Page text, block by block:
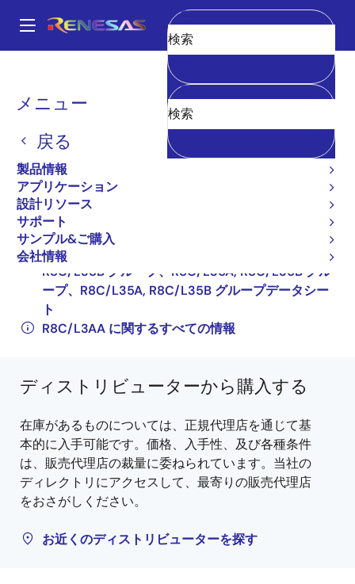
ン
Main
navigation
メニュー
戻る
製品情報
アプリケーション
設計リソース
サポート
サンプル&ご購入
会社情報
消去
パ
く
ず
マイクロコントローラとマイクロプロセッサ
R8C ファミリマイコン
R8C/L3AA
R5F2L3ACANFP#V2
R5F2L3ACANFP#V2
廃止品
16 ビット R8C CPU コア搭載マイクロコントロー
ラ（新規採用非推奨品）
R8C/L3AA, R8C/L3AB グループ、R8C/L38A,
R8C/L38B グループ、R8C/L36A, R8C/L36B グル
ープ、R8C/L35A, R8C/L35B グループデータシー
ト
R8C/L3AA に関するすべての情報
ディストリビューターから購入する
在庫があるものについては、正規代理店を通じて基
本的に入手可能です。価格、入手性、及び各種条件
は、販売代理店の裁量に委ねられています。当社の
ディレクトリにアクセスして、最寄りの販売代理店
をおさがしください。
お近くのディストリビューターを探す